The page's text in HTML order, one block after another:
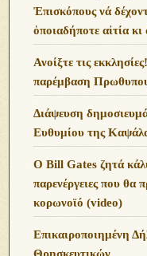
Ἐπισκόπους νά
ὁποιαδήποτε αἰτία κι
Ανoίξτε τις
παρέμβαση
Διάψευση
Ευθυμίου της
O Bill Gates ζητά
παρενέργειες που θα
κορωνοϊό (video)
Επικαιροποιημένη
Θρησκευτικών